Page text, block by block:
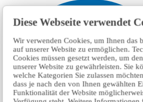
Diese Webseite verwendet
Wir verwenden Cookies, um Ihnen das
auf unserer Website zu ermöglichen.
Cookies müssen gesetzt werden, um
unserer Website zu gewährleisten. Sie
welche Kategorien Sie zulassen
dass je nach den von Ihnen gewählten
Funktionalität der Website